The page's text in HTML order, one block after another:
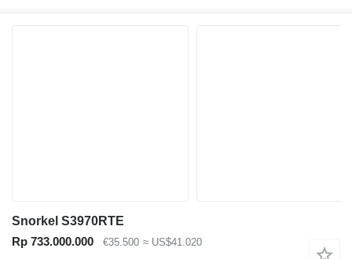
Snorkel S3970RTE
Rp 733.000.000
€35.500 ≈ US$41.020